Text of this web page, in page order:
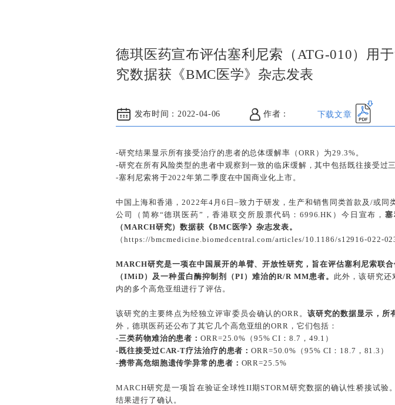
德琪医药宣布评估塞利尼索（ATG-010）用
究数据获《BMC医学》杂志发表
发布时间：2022-04-06 作者： 下载文章
-研究结果显示所有接受治疗的患者的总体缓解率（ORR）为29.3%。
-研究在所有风险类型的患者中观察到一致的临床缓解，其中包括既往接受过
-塞利尼索将于2022年第二季度在中国商业化上市。
中国上海和香港，2022年4月6日–致力于研发，生产和销售同类首款及/或
公司（简称“德琪医药”，香港联交所股票代码：6996.HK）今日宣布，
（MARCH研究）数据获《BMC医学》杂志发表。
（https://bmcmedicine.biomedcentral.com/articles/10.1186/s12916-022-
MARCH研究是一项在中国展开的单臂、开放性研究，旨在评估塞利尼索联
（IMiD）及一种蛋白酶抑制剂（PI）难治的R/R MM患者。 此外，该研究
内的多个高危亚组进行了评估。
该研究的主要终点为经独立评审委员会确认的ORR。 该研究的数据显示，所
外，德琪医药还公布了其它几个高危亚组的ORR，它们包括：
-三类药物难治的患者：ORR=25.0%（95% CI：8.7，49.1）
-既往接受过CAR-T疗法治疗的患者：ORR=50.0%（95% CI：18.7，81.3）
-携带高危细胞遗传学异常的患者： ORR=25.5%
MARCH研究是一项旨在验证全球性II期STORM研究数据的确认性桥接试
结果进行了确认。